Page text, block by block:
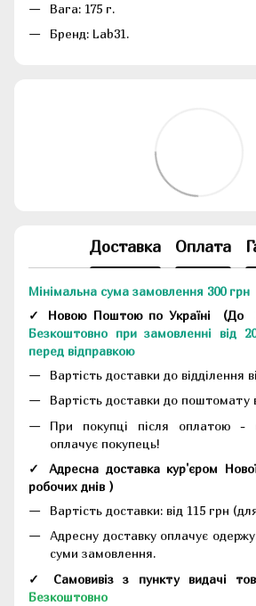
Вага: 175 г.
Бренд: Lab31.
Доставка Оплата
Мінімальна сума замовлення 300 грн
✓ Новою Поштою по Україні (До
Безкоштовно при замовленні від
перед відправкою
Вартість доставки до відділення
Вартість доставки до поштомату
При покупці після оплатою -
оплачує покупець!
✓ Адресна доставка кур'єром
робочих днів )
Вартість доставки: від 115 грн
Адресну доставку оплачує
суми замовлення.
✓ Самовивіз з пункту видачі
Безкоштовно